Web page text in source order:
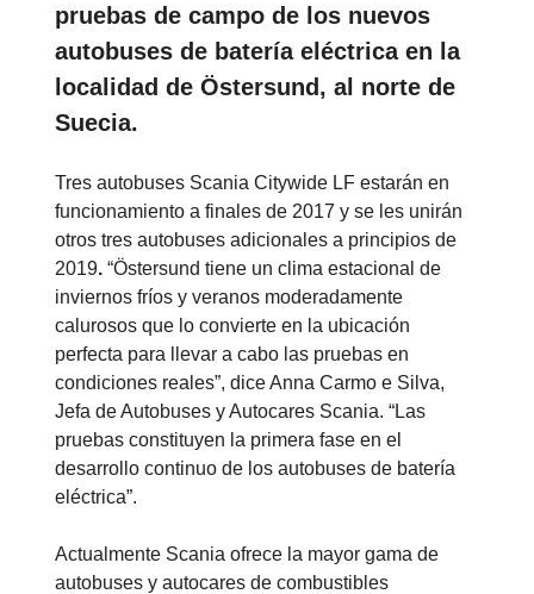
pruebas de campo de los nuevos
autobuses de batería eléctrica en la
localidad de Östersund, al norte de
Suecia.
Tres autobuses Scania Citywide LF estarán en
funcionamiento a finales de 2017 y se les unirán
otros tres autobuses adicionales a principios de
2019. “Östersund tiene un clima estacional de
inviernos fríos y veranos moderadamente
calurosos que lo convierte en la ubicación
perfecta para llevar a cabo las pruebas en
condiciones reales”, dice Anna Carmo e Silva,
Jefa de Autobuses y Autocares Scania. “Las
pruebas constituyen la primera fase en el
desarrollo continuo de los autobuses de batería
eléctrica”.
Actualmente Scania ofrece la mayor gama de
autobuses y autocares de combustibles